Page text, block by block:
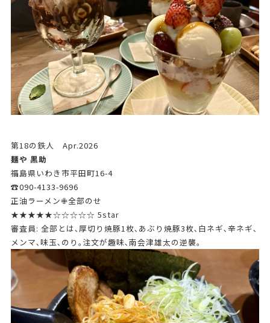
第18の鉄人 Apr.2026
麺や 黒助
福島県いわき市平田町16-4
☎090-4133-9696
正油ラーメン✙全部のせ
★★★★★☆☆☆☆☆ 5star
審査員: 全部とは､厚切り焼豚1枚､あぶり焼豚3枚､白ネギ､辛ネギ､
メンマ､味玉､のり｡注文が趣味､南会津雄太の逆襲｡